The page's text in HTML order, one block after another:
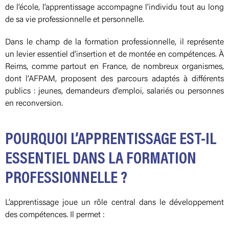
de l’école, l’apprentissage accompagne l’individu tout au long
de sa vie professionnelle et personnelle.
Dans le champ de la formation professionnelle, il représente
un levier essentiel d’insertion et de montée en compétences. À
Reims, comme partout en France, de nombreux organismes,
dont l’AFPAM, proposent des parcours adaptés à différents
publics : jeunes, demandeurs d’emploi, salariés ou personnes
en reconversion.
POURQUOI L’APPRENTISSAGE EST-IL
ESSENTIEL DANS LA FORMATION
PROFESSIONNELLE ?
L’apprentissage joue un rôle central dans le développement
des compétences. Il permet :